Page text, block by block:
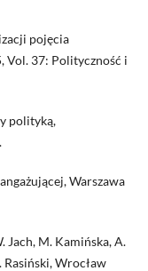
pojęcia
Vol. 37: Polityczność i
polityką,
Warszawa
Jach, M. Kamińska, A.
Wrocław